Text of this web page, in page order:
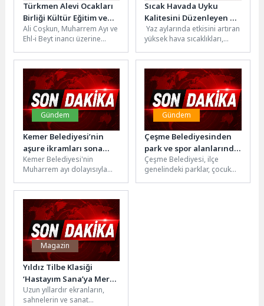
Türkmen Alevi Ocakları
Birliği Kültür Eğitim ve
Sağlık Vakfı Başkanı Ali
Coşkun’dan Muharrem
Ayı ve On İki İmamlar
Ali Coşkun, Muharrem Ayı ve
Ehl-i Beyt inancı üzerine
Yaklaşık30 yıldır...
Sıcak Havada Uyku
Kalitesini Düzenleyen 8
Öneri
Yaz aylarında etkisini artıran
yüksek hava sıcaklıkları,
konforunu değil, uyku
düzenini de...
Gündem
Kemer Belediyesi’nin
aşure ikramları sona
erdi
Kemer Belediyesi'nin
Muharrem ayı dolayısıyla
programı Ulupınar
Mahallesi’ne bağlı Çıralı’da
sona erdi. Çıralı’da...
Gündem
Çeşme Belediyesinden
park ve spor alanlarında
kapsamlı yenileme
Çeşme Belediyesi, ilçe
genelindeki parklar, çocuk
Magazin
Yıldız Tilbe Klasiği
‘Hastayım Sana’ya Merve
Akıncı Yorumu
Uzun yıllardır ekranların,
sahnelerin ve sanat